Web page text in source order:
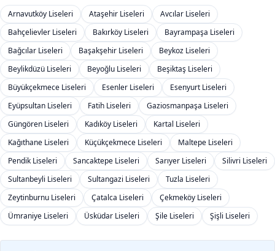
Arnavutköy Liseleri Ataşehir Liseleri
Avcılar Liseleri
Bahçelievler Liseleri
Bakırköy Liseleri
Bayrampaşa Liseleri
Bağcılar Liseleri
Başakşehir Liseleri
Beykoz Liseleri
Beylikdüzü Liseleri
Beyoğlu Liseleri
Beşiktaş Liseleri
Büyükçekmece Liseleri
Esenler Liseleri
Esenyurt Liseleri
Eyüpsultan Liseleri
Fatih Liseleri
Gaziosmanpaşa Liseleri
Güngören Liseleri
Kadıköy Liseleri
Kartal Liseleri
Kağıthane Liseleri
Küçükçekmece Liseleri
Maltepe Liseleri
Pendik Liseleri
Sancaktepe Liseleri Sarıyer Liseleri
Silivri Liseleri
Sultanbeyli Liseleri
Sultangazi Liseleri
Tuzla Liseleri
Zeytinburnu Liseleri
Çatalca Liseleri
Çekmeköy Liseleri
Ümraniye Liseleri
Üsküdar Liseleri Şile Liseleri Şişli Liseleri